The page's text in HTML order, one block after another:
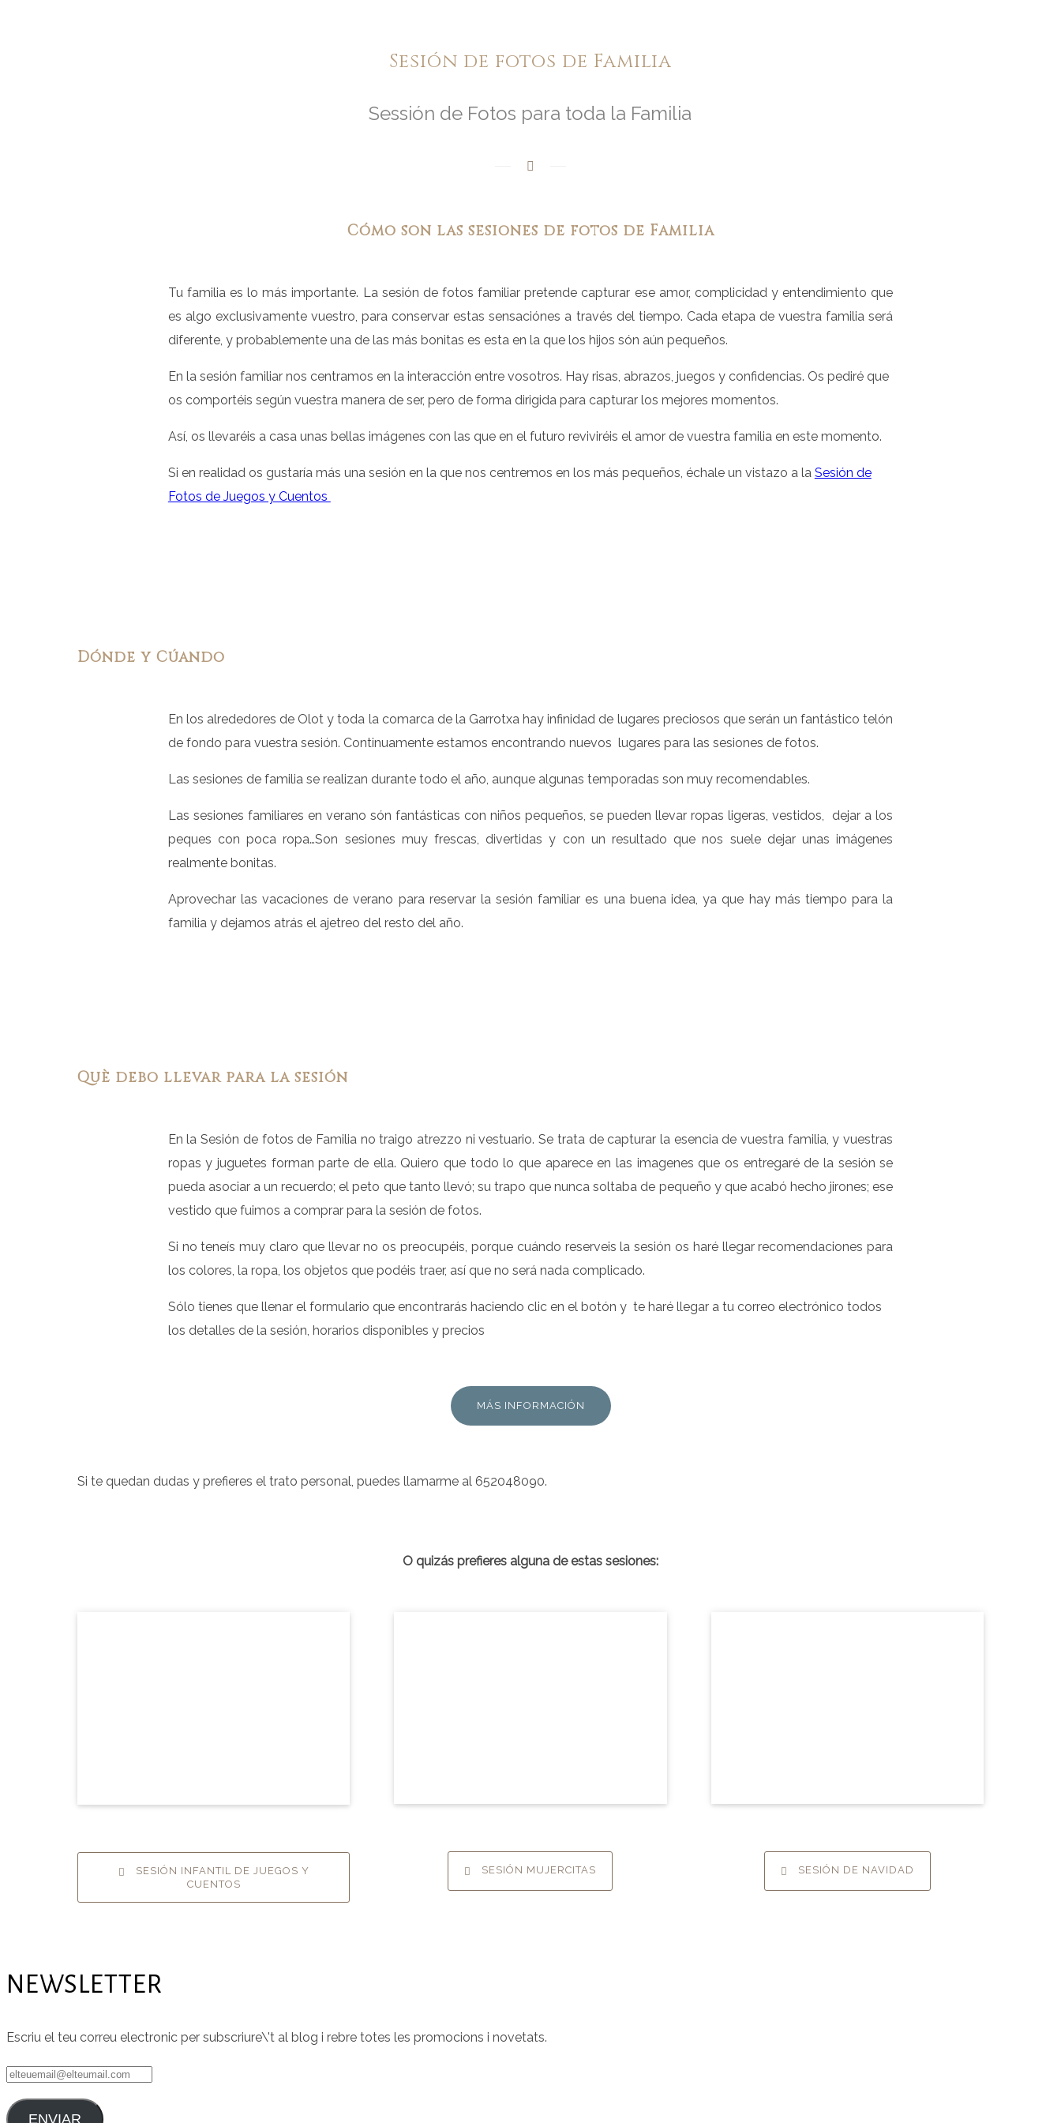
Sesión de fotos de Familia
Sessión de Fotos para toda la Familia
Cómo son las sesiones de fotos de Familia
Tu familia es lo más importante. La sesión de fotos familiar pretende capturar ese amor, complicidad y entendimiento que
es algo exclusivamente vuestro, para conservar estas sensaciónes a través del tiempo. Cada etapa de vuestra familia será
diferente, y probablemente una de las más bonitas es esta en la que los hijos són aún pequeños.
En la sesión familiar nos centramos en la interacción entre vosotros. Hay risas, abrazos, juegos y confidencias. Os pediré que
os comportéis según vuestra manera de ser, pero de forma dirigida para capturar los mejores momentos.
Así, os llevaréis a casa unas bellas imágenes con las que en el futuro reviviréis el amor de vuestra familia en este momento.
Si en realidad os gustaría más una sesión en la que nos centremos en los más pequeños, échale un vistazo a la Sesión de
Fotos de Juegos y Cuentos
Dónde y Cúando
En los alrededores de Olot y toda la comarca de la Garrotxa hay infinidad de lugares preciosos que serán un fantástico telón
de fondo para vuestra sesión. Continuamente estamos encontrando nuevos lugares para las sesiones de fotos.
Las sesiones de familia se realizan durante todo el año, aunque algunas temporadas son muy recomendables.
Las sesiones familiares en verano són fantásticas con niños pequeños, se pueden llevar ropas ligeras, vestidos, dejar a los
peques con poca ropa…Son sesiones muy frescas, divertidas y con un resultado que nos suele dejar unas imágenes
realmente bonitas.
Aprovechar las vacaciones de verano para reservar la sesión familiar es una buena idea, ya que hay más tiempo para la
familia y dejamos atrás el ajetreo del resto del año.
Què debo llevar para la sesión
En la Sesión de fotos de Familia no traigo atrezzo ni vestuario. Se trata de capturar la esencia de vuestra familia, y vuestras
ropas y juguetes forman parte de ella. Quiero que todo lo que aparece en las imagenes que os entregaré de la sesión se
pueda asociar a un recuerdo; el peto que tanto llevó; su trapo que nunca soltaba de pequeño y que acabó hecho jirones; ese
vestido que fuimos a comprar para la sesión de fotos.
Si no teneís muy claro que llevar no os preocupéis, porque cuándo reserveis la sesión os haré llegar recomendaciones para
los colores, la ropa, los objetos que podéis traer, así que no será nada complicado.
Sólo tienes que llenar el formulario que encontrarás haciendo clic en el botón y te haré llegar a tu correo electrónico todos
los detalles de la sesión, horarios disponibles y precios
MÁS INFORMACIÓN
Si te quedan dudas y prefieres el trato personal, puedes llamarme al 652048090.
O quizás prefieres alguna de estas sesiones:
SESIÓN INFANTIL DE JUEGOS Y
CUENTOS
SESIÓN MUJERCITAS SESIÓN DE NAVIDAD
NEWSLETTER
Escriu el teu correu electronic per subscriure\'t al blog i rebre totes les promocions i novetats.
elteuemail@elteumail.com
ENVIAR